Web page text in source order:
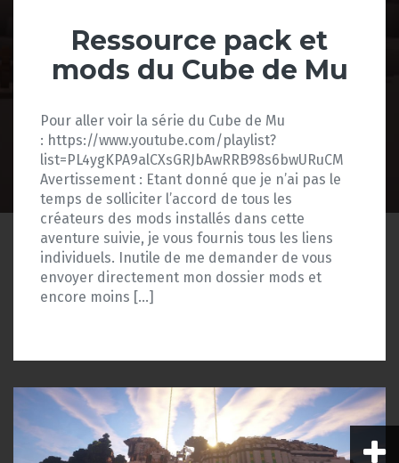
Ressource pack et
mods du Cube de Mu
Pour aller voir la série du Cube de Mu
: https://www.youtube.com/playlist?
list=PL4ygKPA9alCXsGRJbAwRRB98s6bwURuCM
Avertissement : Etant donné que je n’ai pas le
temps de solliciter l’accord de tous les
créateurs des mods installés dans cette
aventure suivie, je vous fournis tous les liens
individuels. Inutile de me demander de vous
envoyer directement mon dossier mods et
encore moins […]